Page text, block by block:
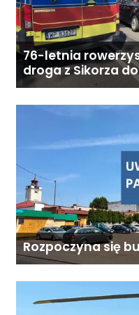
76-letnia
droga z Sikorza
zablokowana
Rozpoczyna się